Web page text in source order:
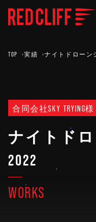
TOP 実績 ナイトドローン
合同会社SKY TRYING様
ナイトド
2022
WORKS